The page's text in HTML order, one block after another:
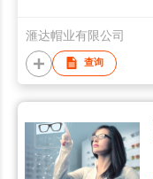
滙达帽业有限公司
查询